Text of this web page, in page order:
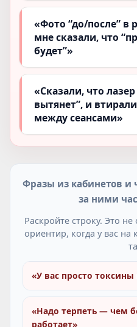
«Фото “до/после”
мне сказали, что
будет”»
«Сказали, что лазер
вытянет”, и
между сеансами»
Фразы из кабинетов и
за ними
Раскройте строку. Это
ориентир, когда у вас
«У вас просто
«Надо терпеть — чем
работает»